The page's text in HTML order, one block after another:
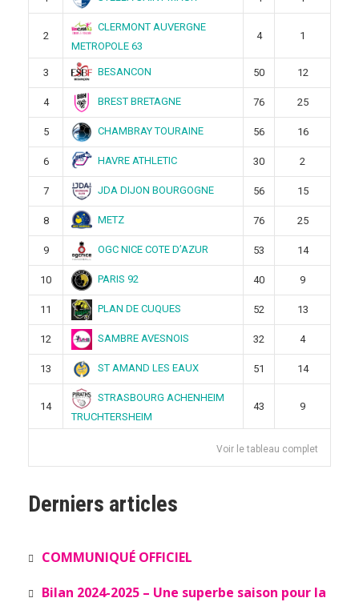
2
CLERMONT AUVERGNE
METROPOLE 63
4 1
3 BESANCON 50 12
4 BREST BRETAGNE 76 25
5 CHAMBRAY TOURAINE 56 16
6 HAVRE ATHLETIC 30 2
7 JDA DIJON BOURGOGNE 56 15
8 METZ 76 25
9 OGC NICE COTE D’AZUR 53 14
10 PARIS 92 40 9
11 PLAN DE CUQUES 52 13
12 SAMBRE AVESNOIS 32 4
13 ST AMAND LES EAUX 51 14
14
STRASBOURG ACHENHEIM
TRUCHTERSHEIM
43 9
Voir le tableau complet
Derniers articles
COMMUNIQUÉ OFFICIEL
Bilan 2024-2025 – Une superbe saison pour la